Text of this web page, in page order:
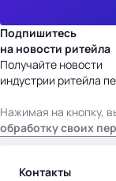
Подпишитесь
на новости ритейла
Получайте новости
индустрии ритейла
Нажимая на кнопку,
обработку своих
Контакты